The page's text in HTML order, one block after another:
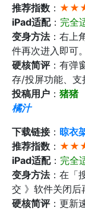
推荐指数 ：
iPad适配： 完全
变身方法：右上
件再次进入即可。
硬核简评：有弹
存/投屏功能、支
投稿用户 ： 猪猪
橘汁
下载链接： 晾衣
推荐指数 ：
iPad适配： 完全
变身方法：在「
交 》软件关闭后
硬核简评：更新